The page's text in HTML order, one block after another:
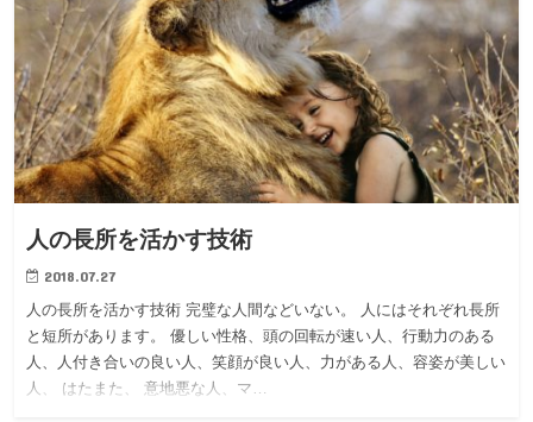
人の長所を活かす技術
2018.07.27
人の長所を活かす技術 完璧な人間などいない。 人にはそれぞれ長所
と短所があります。 優しい性格、頭の回転が速い人、行動力のある
人、人付き合いの良い人、笑顔が良い人、力がある人、容姿が美しい
人、 はたまた、 意地悪な人、マ…